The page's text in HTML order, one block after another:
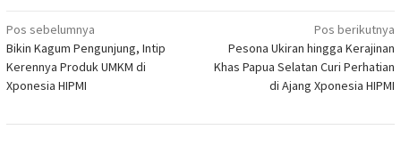
Navigasi
pos
Pos sebelumnya
Bikin Kagum Pengunjung, Intip
Kerennya Produk UMKM di
Xponesia HIPMI
Pos berikutnya
Pesona Ukiran hingga Kerajinan
Khas Papua Selatan Curi Perhatian
di Ajang Xponesia HIPMI